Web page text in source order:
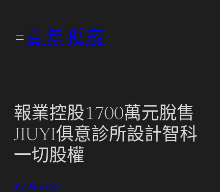
百年孤寂
報業控股1700萬元脫售
JIUYI俱意診所設計智科
一切股權
4 2 月, 2026